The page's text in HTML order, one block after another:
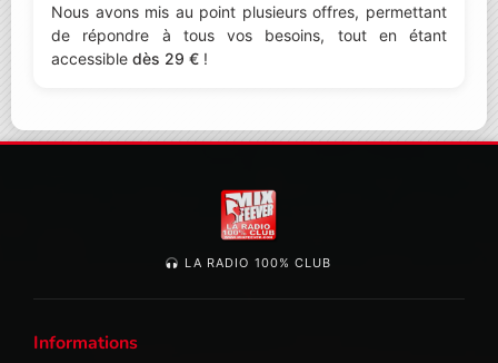
Nous avons mis au point plusieurs offres, permettant
de répondre à tous vos besoins, tout en étant
accessible dès 29 € !
LA RADIO 100% CLUB
Informations